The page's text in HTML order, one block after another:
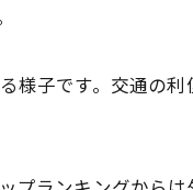
様子です。交通の